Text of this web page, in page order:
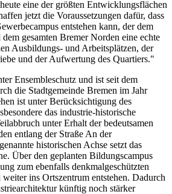
eine der größten Entwicklungsflächen
jetzt die Voraussetzungen dafür, dass
entstehen kann, der dem
gesamten Bremer Norden eine echte
Ausbildungs- und Arbeitsplätzen, der
und der Aufwertung des Quartiers."
Ensembleschutz und ist seit dem
die Stadtgemeinde Bremen im Jahr
ist unter Berücksichtigung des
das industrie-historische
unter Erhalt der bedeutsamen
entlang der Straße An der
historischen Achse setzt das
Über den geplanten Bildungscampus
zum ebenfalls denkmalgeschützten
ins Ortszentrum entstehen. Dadurch
künftig noch stärker